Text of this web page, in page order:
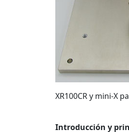
XR100CR y mini-X
Introducción y